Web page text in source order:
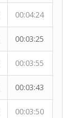
00:04:24
00:03:25
00:03:55
00:03:43
00:03:50